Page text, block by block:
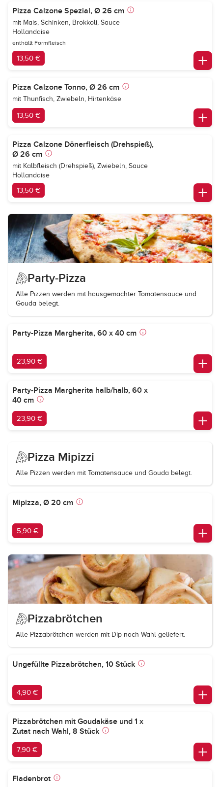
Pizza Calzone Spezial, Ø 26 cm
mit Mais, Schinken, Brokkoli, Sauce
Hollandaise
enthällt Formfleisch
13,50 €
Pizza Calzone Tonno, Ø 26 cm
mit Thunfisch, Zwiebeln, Hirtenkäse
13,50 €
Pizza Calzone Dönerfleisch (Drehspieß),
Ø 26 cm
mit Kalbfleisch (Drehspieß), Zwiebeln, Sauce
Hollandaise
13,50 €
Party-Pizza
Alle Pizzen werden mit hausgemachter Tomatensauce und
Gouda belegt.
Party-Pizza Margherita, 60 x 40 cm
23,90 €
Party-Pizza Margherita halb/halb, 60 x
40 cm
23,90 €
Pizza Mipizzi
Alle Pizzen werden mit Tomatensauce und Gouda belegt.
Mipizza, Ø 20 cm
5,90 €
Pizzabrötchen
Alle Pizzabrötchen werden mit Dip nach Wahl geliefert.
Ungefüllte Pizzabrötchen, 10 Stück
4,90 €
Pizzabrötchen mit Goudakäse und 1 x
Zutat nach Wahl, 8 Stück
7,90 €
Fladenbrot